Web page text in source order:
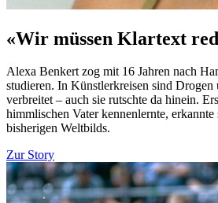
«Wir müssen Klartext
Alexa Benkert zog mit 16 Jahren nach
studieren. In Künstlerkreisen sind
verbreitet – auch sie rutschte da hinein.
himmlischen Vater kennenlernte,
bisherigen Weltbilds.
Zur Story